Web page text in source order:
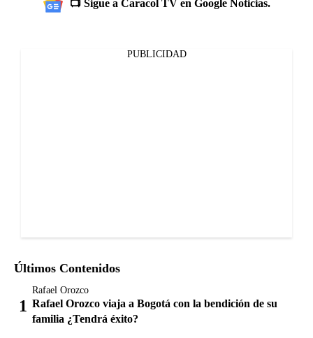
📺 Sigue a Caracol TV en Google Noticias.
PUBLICIDAD
Últimos Contenidos
Rafael Orozco
Rafael Orozco viaja a Bogotá con la bendición de su
familia ¿Tendrá éxito?